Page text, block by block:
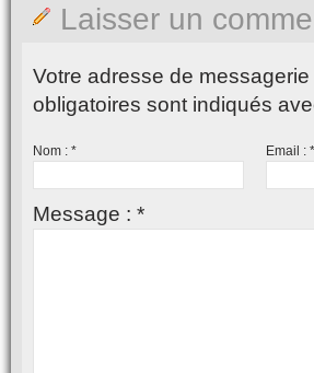
Laisser un
Votre adresse de
obligatoires sont indiqués
Nom : * Email :*
Message : *